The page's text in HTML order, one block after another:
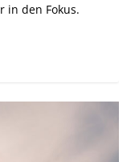
in den Fokus.